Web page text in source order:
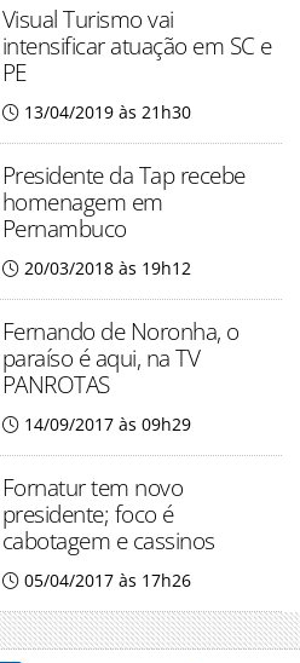
Visual Turismo vai
intensificar atuação em SC e
PE
13/04/2019 às 21h30
Presidente da Tap recebe
homenagem em
Pernambuco
20/03/2018 às 19h12
Fernando de Noronha, o
paraíso é aqui, na TV
PANROTAS
14/09/2017 às 09h29
Fornatur tem novo
presidente; foco é
cabotagem e cassinos
05/04/2017 às 17h26